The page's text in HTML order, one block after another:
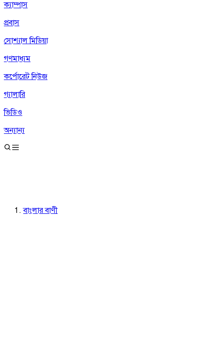
ক্যাম্পাস
প্রবাস
সোশ্যাল মিডিয়া
গণমাধ্যম
কর্পোরেট নিউজ
গ্যালারি
ভিডিও
অন্যান্য
বাংলার বাণী